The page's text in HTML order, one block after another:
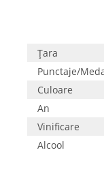
Țara
Punctaje/
Culoare
An
Vinificare
Alcool